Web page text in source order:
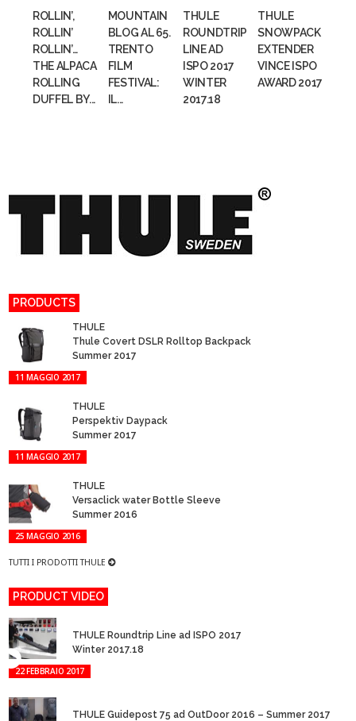
ROLLIN’,
ROLLIN’
ROLLIN’…
THE ALPACA
ROLLING
DUFFEL BY...
MOUNTAIN
BLOG AL 65.
TRENTO
FILM
FESTIVAL:
IL...
THULE
ROUNDTRIP
LINE AD
ISPO 2017
WINTER
2017.18
THULE
SNOWPACK
EXTENDER
VINCE ISPO
AWARD 2017
PRODUCTS
THULE
Thule Covert DSLR Rolltop Backpack
Summer 2017
11 MAGGIO 2017
THULE
Perspektiv Daypack
Summer 2017
11 MAGGIO 2017
THULE
Versaclick water Bottle Sleeve
Summer 2016
25 MAGGIO 2016
TUTTI I PRODOTTI THULE
PRODUCT VIDEO
THULE Roundtrip Line ad ISPO 2017
Winter 2017.18
22 FEBBRAIO 2017
THULE Guidepost 75 ad OutDoor 2016 – Summer 2017